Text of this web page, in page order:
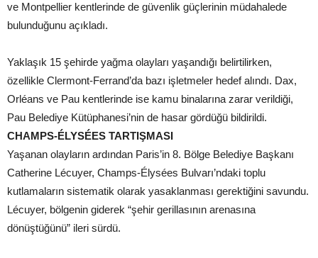
ve Montpellier kentlerinde de güvenlik güçlerinin müdahalede
bulunduğunu açıkladı.
Yaklaşık 15 şehirde yağma olayları yaşandığı belirtilirken,
özellikle Clermont-Ferrand’da bazı işletmeler hedef alındı. Dax,
Orléans ve Pau kentlerinde ise kamu binalarına zarar verildiği,
Pau Belediye Kütüphanesi’nin de hasar gördüğü bildirildi.
CHAMPS-ÉLYSÉES TARTIŞMASI
Yaşanan olayların ardından Paris’in 8. Bölge Belediye Başkanı
Catherine Lécuyer, Champs-Élysées Bulvarı’ndaki toplu
kutlamaların sistematik olarak yasaklanması gerektiğini savundu.
Lécuyer, bölgenin giderek “şehir gerillasının arenasına
dönüştüğünü” ileri sürdü.